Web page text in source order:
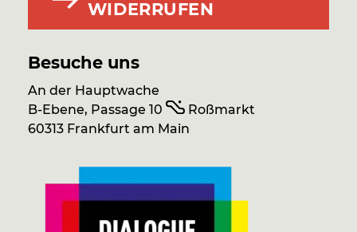
WIDERRUFEN
Besuche uns
An der Hauptwache
B-Ebene, Passage 10
Roßmarkt
60313 Frankfurt am Main